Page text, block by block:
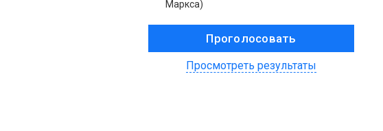
Маркса)
Просмотреть результаты